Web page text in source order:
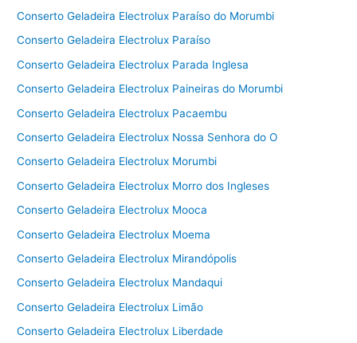
Conserto Geladeira Electrolux Paraíso do Morumbi
Conserto Geladeira Electrolux Paraíso
Conserto Geladeira Electrolux Parada Inglesa
Conserto Geladeira Electrolux Paineiras do Morumbi
Conserto Geladeira Electrolux Pacaembu
Conserto Geladeira Electrolux Nossa Senhora do O
Conserto Geladeira Electrolux Morumbi
Conserto Geladeira Electrolux Morro dos Ingleses
Conserto Geladeira Electrolux Mooca
Conserto Geladeira Electrolux Moema
Conserto Geladeira Electrolux Mirandópolis
Conserto Geladeira Electrolux Mandaqui
Conserto Geladeira Electrolux Limão
Conserto Geladeira Electrolux Liberdade